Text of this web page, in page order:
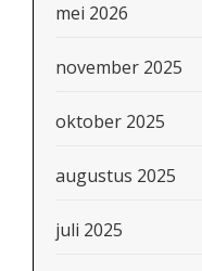
mei 2026
november 2025
oktober 2025
augustus 2025
juli 2025